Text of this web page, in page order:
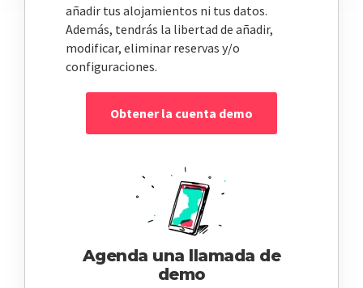
añadir tus alojamientos ni tus datos.
Además, tendrás la libertad de añadir,
modificar, eliminar reservas y/o
configuraciones.
Obtener la cuenta demo
Agenda una llamada de
demo